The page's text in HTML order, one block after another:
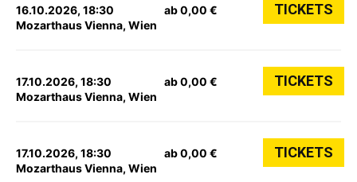
16.10.2026, 18:30
Mozarthaus Vienna, Wien
ab 0,00 € TICKETS
17.10.2026, 18:30
Mozarthaus Vienna, Wien
ab 0,00 € TICKETS
17.10.2026, 18:30
Mozarthaus Vienna, Wien
ab 0,00 € TICKETS